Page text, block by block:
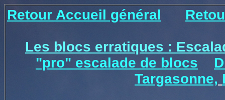
Retour Accueil général
Les blocs erratiques :
"pro" escalade de blocs
Targasonne,